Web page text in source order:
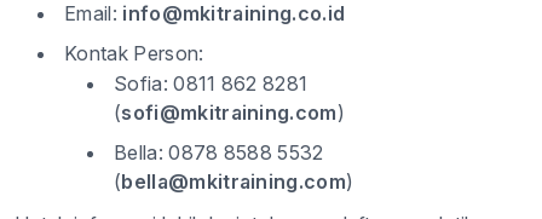
Email: info@mkitraining.co.id
Kontak Person:
Sofia: 0811 862 8281
(sofi@mkitraining.com)
Bella: 0878 8588 5532
(bella@mkitraining.com)